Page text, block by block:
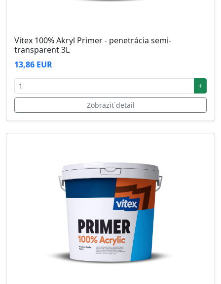
Vitex 100% Akryl Primer - penetrácia semi-
transparent 3L
13,86 EUR
+
Zobraziť detail